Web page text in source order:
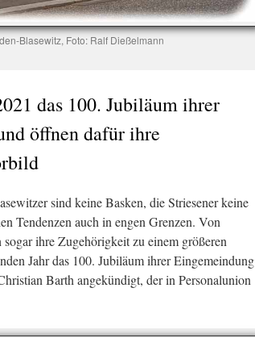
Blasewitz, Foto: Ralf Dießelmann
das 100. Jubiläum ihrer
öffnen dafür ihre
sind keine Basken, die Striesener keine
Tendenzen auch in engen Grenzen. Von
ihre Zugehörigkeit zu einem größeren
Jahr das 100. Jubiläum ihrer Eingemeindung
Barth angekündigt, der in Personalunion